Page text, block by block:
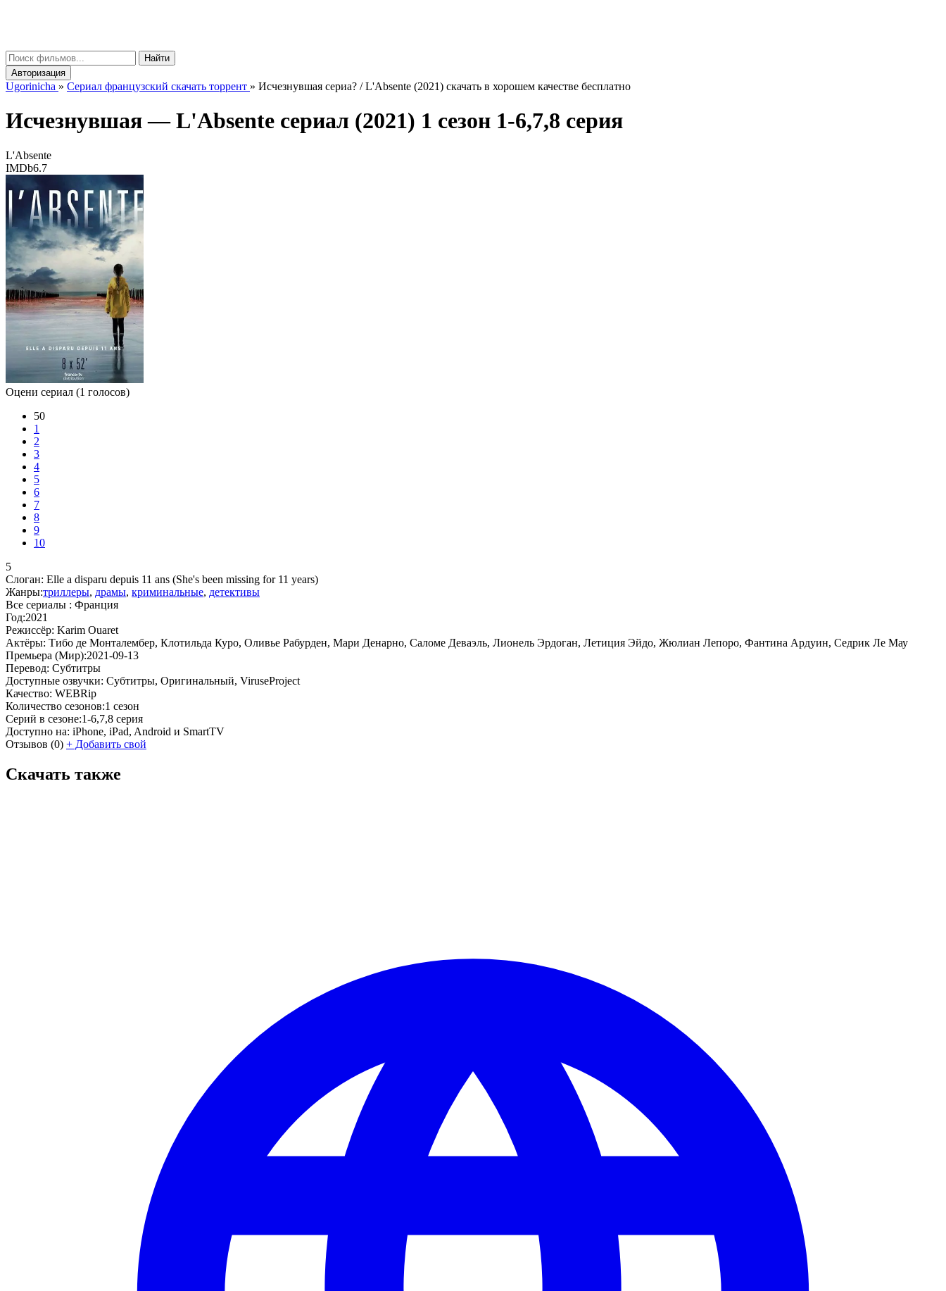
Найти
Авторизация
Ugorinicha » Сериал французский скачать торрент » Исчезнувшая сериа? / L'Absente (2021) скачать в хорошем качестве бесплатно
Исчезнувшая —L'Absente сериал (2021) 1 сезон 1-6,7,8 серия
L'Absente
IMDb6.7
Оцени сериал (1 голосов)
50
1
2
3
4
5
6
7
8
9
10
5
Слоган: Elle a disparu depuis 11 ans (She's been missing for 11 years)
Жанры:триллеры, драмы, криминальные, детективы
Все сериалы : Франция
Год:2021
Режиссёр: Karim Ouaret
Актёры: Тибо де Монталембер, Клотильда Куро, Оливье Рабурден, Мари Денарно, Саломе Деваэль, Лионель Эрдоган, Летиция Эйдо, Жюлиан Лепоро, Фантина Ардуин, Седрик Ле Мау
Премьера (Мир):2021-09-13
Перевод: Субтитры
Доступные озвучки: Субтитры, Оригинальный, ViruseProject
Качество: WEBRip
Количество сезонов:1 сезон
Серий в сезоне:1-6,7,8 серия
Доступно на: iPhone, iPad, Android и SmartTV
Отзывов (0) + Добавить свой
Скачать также